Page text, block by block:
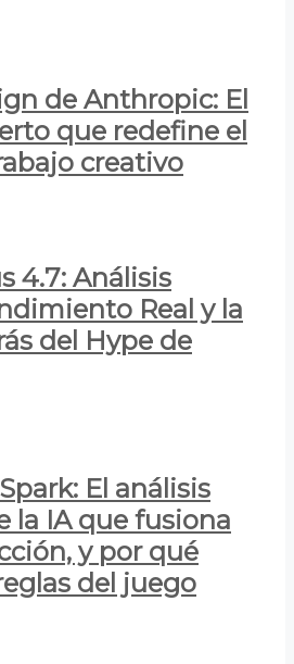
de Anthropic: El
que redefine el
creativo
4.7: Análisis
Real y la
del Hype de
El análisis
la IA que fusiona
y por qué
del juego